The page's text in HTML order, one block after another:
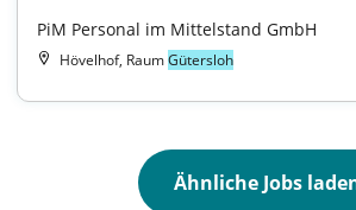
PiM Personal im Mittelstand GmbH
Hövelhof, RaumGütersloh
Ähnliche Jobs